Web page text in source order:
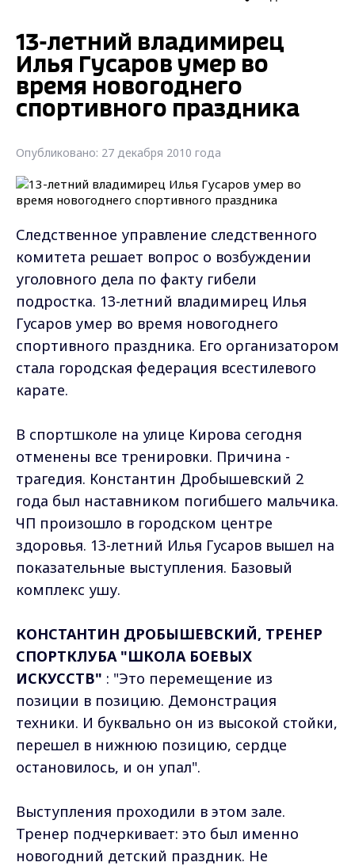
13-летний владимирец
Илья Гусаров умер во
время новогоднего
спортивного праздника
Опубликовано: 27 декабря 2010 года
Следственное управление следственного
комитета решает вопрос о возбуждении
уголовного дела по факту гибели
подростка. 13-летний владимирец Илья
Гусаров умер во время новогоднего
спортивного праздника. Его организатором
стала городская федерация всестилевого
карате.
В спортшколе на улице Кирова сегодня
отменены все тренировки. Причина -
трагедия. Константин Дробышевский 2
года был наставником погибшего мальчика.
ЧП произошло в городском центре
здоровья. 13-летний Илья Гусаров вышел на
показательные выступления. Базовый
комплекс ушу.
КОНСТАНТИН ДРОБЫШЕВСКИЙ, ТРЕНЕР
СПОРТКЛУБА "ШКОЛА БОЕВЫХ
ИСКУССТВ" : "Это перемещение из
позиции в позицию. Демонстрация
техники. И буквально он из высокой стойки,
перешел в нижнюю позицию, сердце
остановилось, и он упал".
Выступления проходили в этом зале.
Тренер подчеркивает: это был именно
новогодний детский праздник. Не